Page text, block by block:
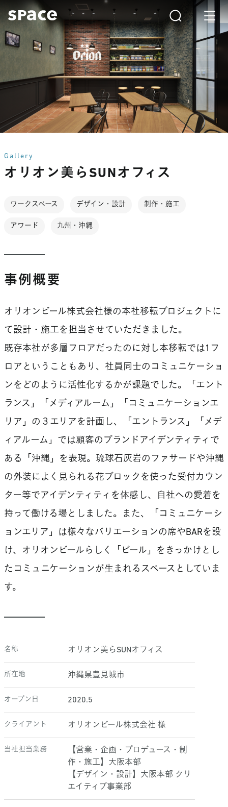
Gallery
オリオン美らSUNオフィス
ワークスペース デザイン・設計 制作・施工
アワード 九州・沖縄
事例概要
オリオンビール株式会社様の本社移転プロジェクトに
て設計・施工を担当させていただきました。
既存本社が多層フロアだったのに対し本移転では1フ
ロアということもあり、社員同士のコミュニケーショ
ンをどのように活性化するかが課題でした。「エント
ランス」「メディアルーム」「コミュニケーションエ
リア」の３エリアを計画し、「エントランス」「メデ
ィアルーム」では顧客のブランドアイデンティティで
ある「沖縄」を表現。琉球石灰岩のファサードや沖縄
の外装によく見られる花ブロックを使った受付カウン
ター等でアイデンティティを体感し、自社への愛着を
持って働ける場としました。また、「コミュニケーシ
ョンエリア」は様々なバリエーションの席やBARを設
け、オリオンビールらしく「ビール」をきっかけとし
たコミュニケーションが生まれるスペースとしていま
す。
名称 オリオン美らSUNオフィス
所在地 沖縄県豊見城市
オープン日 2020.5
クライアント オリオンビール株式会社 様
当社担当業務
【営業・企画・プロデュース・制
作・施工】大阪本部
【デザイン・設計】大阪本部 クリ
エイティブ事業部